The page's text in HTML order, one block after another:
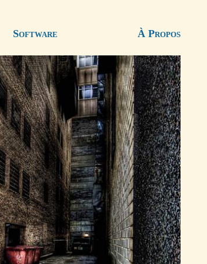
Software À Propos